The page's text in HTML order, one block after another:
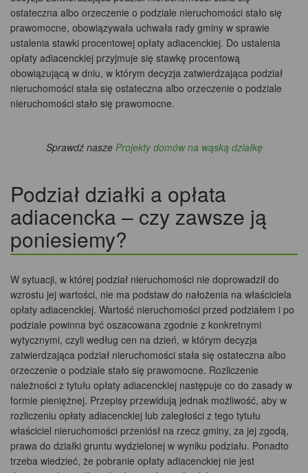
ostateczna albo orzeczenie o podziale nieruchomości stało się
prawomocne, obowiązywała uchwała rady gminy w sprawie
ustalenia stawki procentowej opłaty adiacenckiej. Do ustalenia
opłaty adiacenckiej przyjmuje się stawkę procentową
obowiązującą w dniu, w którym decyzja zatwierdzająca podział
nieruchomości stała się ostateczna albo orzeczenie o podziale
nieruchomości stało się prawomocne.
Sprawdź nasze Projekty domów na wąską działkę
Podział działki a opłata
adiacencka – czy zawsze ją
poniesiemy?
W sytuacji, w której podział nieruchomości nie doprowadził do
wzrostu jej wartości, nie ma podstaw do nałożenia na właściciela
opłaty adiacenckiej. Wartość nieruchomości przed podziałem i po
podziale powinna być oszacowana zgodnie z konkretnymi
wytycznymi, czyli według cen na dzień, w którym decyzja
zatwierdzająca podział nieruchomości stała się ostateczna albo
orzeczenie o podziale stało się prawomocne. Rozliczenie
należności z tytułu opłaty adiacenckiej następuje co do zasady w
formie pieniężnej. Przepisy przewidują jednak możliwość, aby w
rozliczeniu opłaty adiacenckiej lub zaległości z tego tytułu
właściciel nieruchomości przeniósł na rzecz gminy, za jej zgodą,
prawa do działki gruntu wydzielonej w wyniku podziału. Ponadto
trzeba wiedzieć, że pobranie opłaty adiacenckiej nie jest